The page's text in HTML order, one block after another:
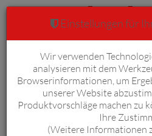
Anmelden
Einstellungen für
Wir verwenden
analysieren mit dem
Browserinformationen, um
unserer Website
Produktvorschläge machen zu
Ihre
(Weitere Informationen